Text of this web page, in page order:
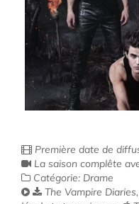
Première date de
La saison complête
Catégorie: Drame
The Vampire